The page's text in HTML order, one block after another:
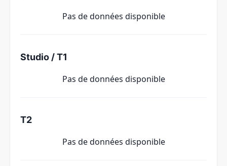
Pas de données disponible
Studio / T1
Pas de données disponible
T2
Pas de données disponible